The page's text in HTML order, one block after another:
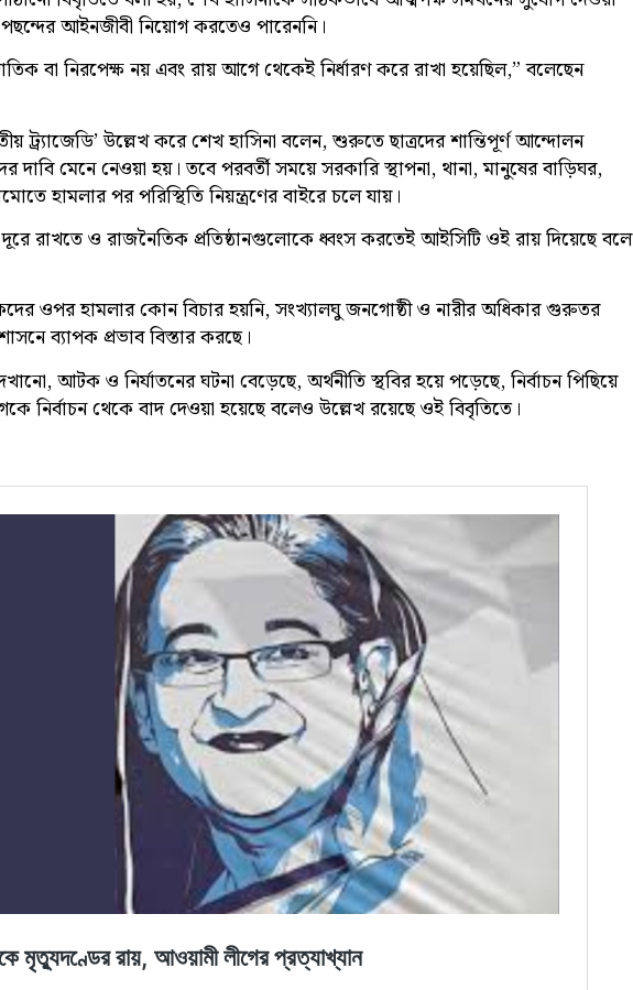
আইনজীবী নিয়োগ করতেও পারেননি।
বা নিরপেক্ষ নয় এবং রায় আগে থেকেই নির্ধারণ করে রাখা হয়েছিল,” বলেছেন
ট্র্যাজেডি’ উল্লেখ করে শেখ হাসিনা বলেন, শুরুতে ছাত্রদের শান্তিপূর্ণ আন্দোলন
দাবি মেনে নেওয়া হয়। তবে পরবর্তী সময়ে সরকারি স্থাপনা, থানা, মানুষের বাড়িঘর,
হামলার পর পরিস্থিতি নিয়ন্ত্রণের বাইরে চলে যায়।
রাখতে ও রাজনৈতিক প্রতিষ্ঠানগুলোকে ধ্বংস করতেই আইসিটি ওই রায় দিয়েছে বলে
ওপর হামলার কোন বিচার হয়নি, সংখ্যালঘু জনগোষ্ঠী ও নারীর অধিকার গুরুতর
ব্যাপক প্রভাব বিস্তার করছে।
আটক ও নির্যাতনের ঘটনা বেড়েছে, অর্থনীতি স্থবির হয়ে পড়েছে, নির্বাচন পিছিয়ে
নির্বাচন থেকে বাদ দেওয়া হয়েছে বলেও উল্লেখ রয়েছে ওই বিবৃতিতে।